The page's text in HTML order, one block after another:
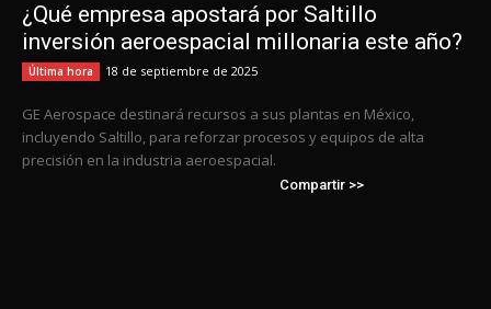
¿Qué empresa apostará por Saltillo
inversión aeroespacial millonaria este año?
Última hora 18 de septiembre de 2025
GE Aerospace destinará recursos a sus plantas en México,
incluyendo Saltillo, para reforzar procesos y equipos de alta
precisión en la industria aeroespacial.
Compartir >>